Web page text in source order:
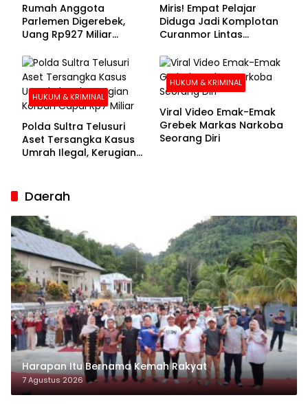
Rumah Anggota
Parlemen Digerebek,
Uang Rp927 Miliar
Miris! Empat Pelajar
Diduga Jadi Komplotan
Curanmor Lintas
HUKUM & KRIMINAL
Polda Sultra Telusuri
Aset Tersangka Kasus
Umrah Ilegal, Kerugian
HUKUM & KRIMINAL
Viral Video Emak-Emak
Grebek Markas Narkoba
Seorang Diri
Daerah
Harapan Itu Bernama Kemah Rakyat
7 Agustus 2026